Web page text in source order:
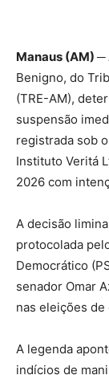
Manaus (AM) ─
Benigno, do
(TRE-AM),
suspensão
registrada sob
Instituto Veritá
2026 com
A decisão
protocolada
Democrático
senador Omar
nas eleições
A legenda
indícios de